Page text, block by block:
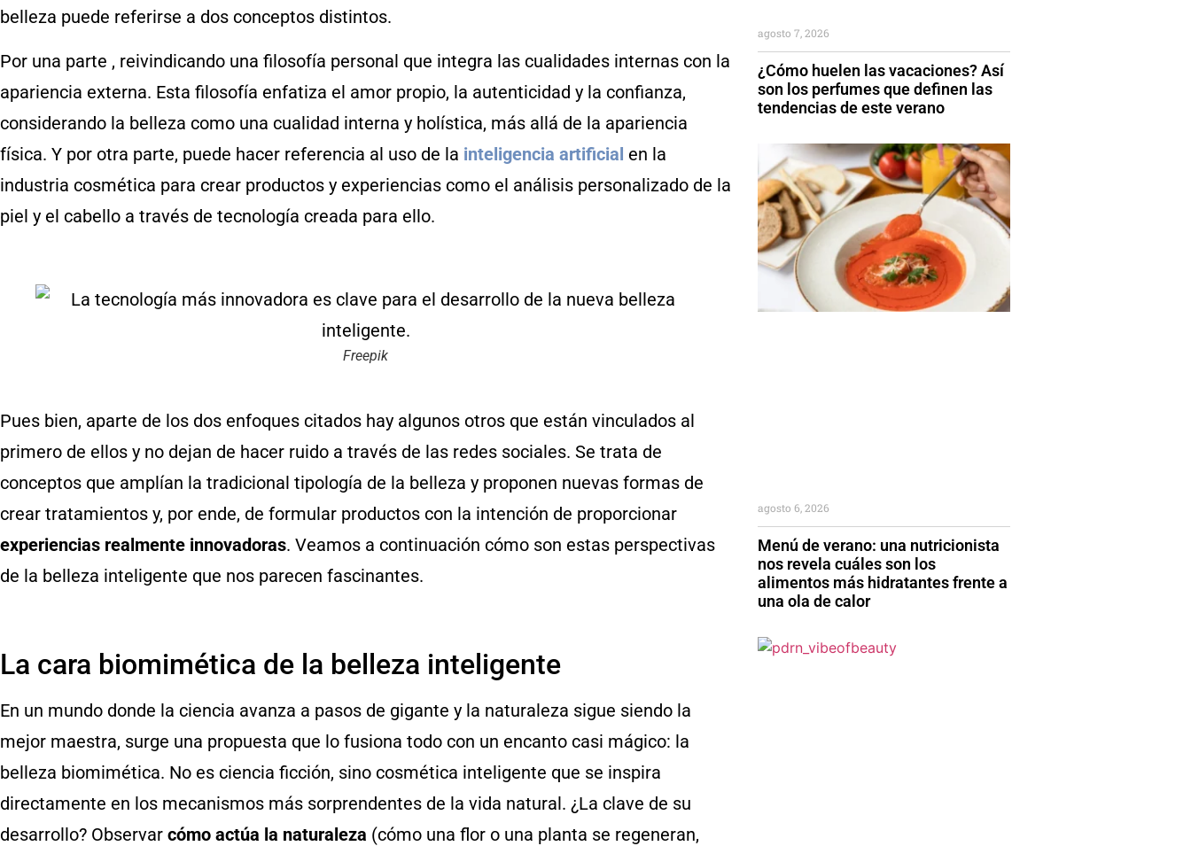
belleza puede referirse a dos conceptos distintos.
Por una parte , reivindicando una filosofía personal que integra las cualidades internas con la
apariencia externa. Esta filosofía enfatiza el amor propio, la autenticidad y la confianza,
considerando la belleza como una cualidad interna y holística, más allá de la apariencia
física. Y por otra parte, puede hacer referencia al uso de la inteligencia artificial en la
industria cosmética para crear productos y experiencias como el análisis personalizado de la
piel y el cabello a través de tecnología creada para ello.
Freepik
Pues bien, aparte de los dos enfoques citados hay algunos otros que están vinculados al
primero de ellos y no dejan de hacer ruido a través de las redes sociales. Se trata de
conceptos que amplían la tradicional tipología de la belleza y proponen nuevas formas de
crear tratamientos y, por ende, de formular productos con la intención de proporcionar
experiencias realmente innovadoras. Veamos a continuación cómo son estas perspectivas
de la belleza inteligente que nos parecen fascinantes.
La cara biomimética de la belleza inteligente
En un mundo donde la ciencia avanza a pasos de gigante y la naturaleza sigue siendo la
mejor maestra, surge una propuesta que lo fusiona todo con un encanto casi mágico: la
belleza biomimética. No es ciencia ficción, sino cosmética inteligente que se inspira
directamente en los mecanismos más sorprendentes de la vida natural. ¿La clave de su
desarrollo? Observar cómo actúa la naturaleza (cómo una flor o una planta se regeneran,
¿Cómo huelen las vacaciones? Así
son los perfumes que definen las
tendencias de este verano
agosto 7, 2026
Menú de verano: una nutricionista
nos revela cuáles son los
alimentos más hidratantes frente a
una ola de calor
agosto 6, 2026